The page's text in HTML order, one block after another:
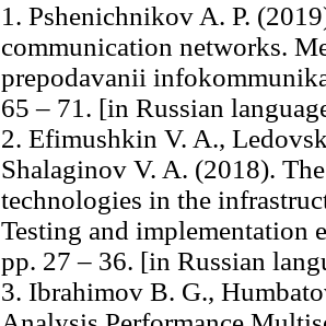
1. Pshenichnikov A. P.
communication networks.
prepodavanii
65 – 71. [in Russian
2. Efimushkin V. A.,
Shalaginov V. A. (2018).
technologies in the
Testing and implementation
pp. 27 – 36. [in Russian
3. Ibrаhimov B. G.,